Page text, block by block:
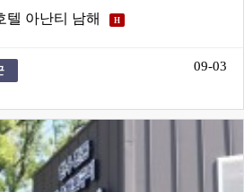
텔 아난티 남해 H
09-03